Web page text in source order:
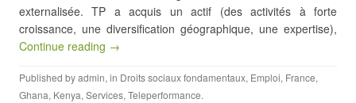
externalisée. TP a acquis un actif (des activités à forte
croissance, une diversification géographique, une expertise),
Continue reading →
Published byadmin, in Droits sociaux fondamentaux, Emploi, France,
Ghana, Kenya, Services, Teleperformance.